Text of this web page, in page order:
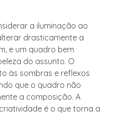
a iluminação ao
drasticamente a
e um quadro bem
do assunto. O
às sombras e reflexos
que o quadro não
a composição. A
é o que torna a